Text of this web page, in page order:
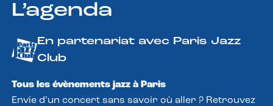
L’agenda
En partenariat avec Paris Jazz
Club
Tous les évènements jazz à Paris
Envie d’un concert sans savoir où aller ? Retrouvez